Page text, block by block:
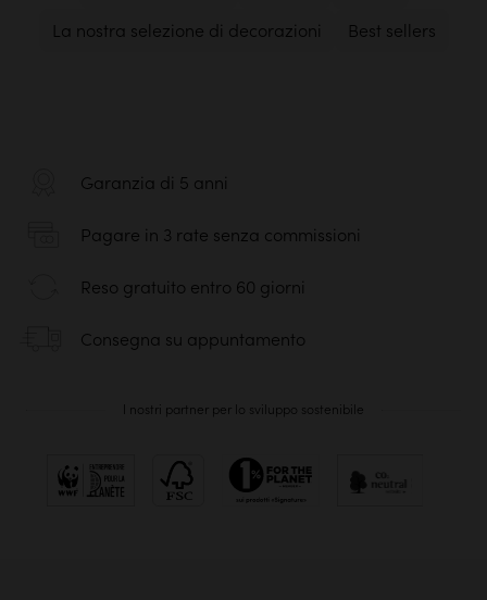
La nostra selezione di decorazioni
Best sellers
Garanzia di 5 anni
Pagare in 3 rate senza commissioni
Reso gratuito entro 60 giorni
Consegna su appuntamento
I nostri partner per lo sviluppo sostenibile